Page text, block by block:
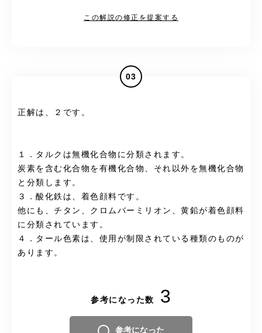
この解説の修正を提案する
03
正解は、２です。
１．タルクは無機化合物に分類されます。
炭素を含む化合物を有機化合物、それ以外を無機化合物
と分類します。
３．酸化鉄は、着色顔料です。
他にも、チタン、クロムバーミリオン、黄鉛が着色顔料
に分類されています。
４．タール色素は、使用が制限されている種類のものが
あります。
参考になった数 3
参考になった